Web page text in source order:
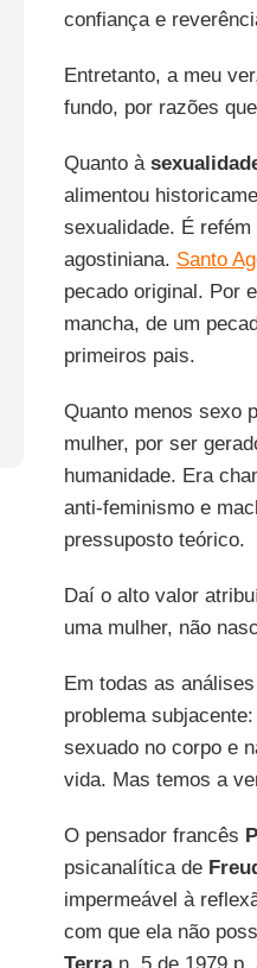
confiança e
Entretanto, a meu
fundo, por razões
Quanto à
alimentou
sexualidade. É
agostiniana. Santo
pecado original. Por
mancha, de um
primeiros pais.
Quanto menos sexo
mulher, por ser
humanidade. Era
anti-feminismo e
pressuposto teórico.
Daí o alto valor
uma mulher, não
Em todas as
problema
sexuado no corpo e
vida. Mas temos a
O pensador francês
psicanalítica de
impermeável à
com que ela não